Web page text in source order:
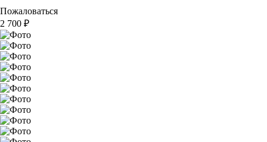
Пожаловаться
2 700 ₽